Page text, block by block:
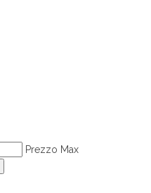
Prezzo Max